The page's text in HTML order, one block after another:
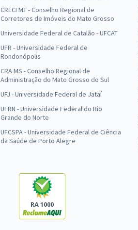
CRECI MT - Conselho Regional de
Corretores de Imóveis do Mato Grosso
Universidade Federal de Catalão - UFCAT
UFR - Universidade Federal de
Rondonópolis
CRA MS - Conselho Regional de
Administração do Mato Grosso do Sul
UFJ - Universidade Federal de Jataí
UFRN - Universidade Federal do Rio
Grande do Norte
UFCSPA - Universidade Federal de Ciência
da Saúde de Porto Alegre
RA 1000